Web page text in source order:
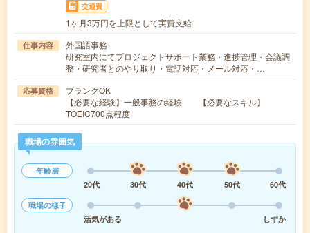
交通費
1ヶ月3万円を上限として実費支給
仕事内容
外国語事務
研究室内にてプロジェクトサポート業務・進捗管理・会議調
整・研究者とのやり取り・電話対応・メール対応・…
応募資格
ブランクOK
【必要な経験】一般事務の経験 【必要なスキル】
TOEIC700点程度
職場の雰囲気
年齢層
20代
30代 40代 50代
60代
職場の様子
活気がある
しずか